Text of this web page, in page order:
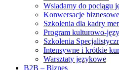
Wsiadamy do pociągu
Konwersacje biznesowe
Szkolenia dla kadry
Program kulturowo-
Szkolenia
Intensywne i krótkie
Warsztaty językowe
B2B – Biznes